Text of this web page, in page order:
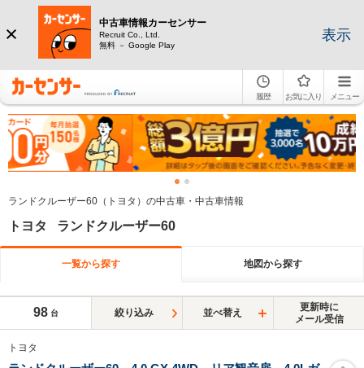
中古車情報カーセンサー
Recruit Co., Ltd.
無料 － Google Play
表示
履歴 お気に入り メニュー
ランドクルーザー60（トヨタ）の中古車・中古車情報
トヨタ ランドクルーザー60
一覧から探す 地図から探す
98 台 絞り込み 並べ替え
更新時に
メール受信
トヨタ